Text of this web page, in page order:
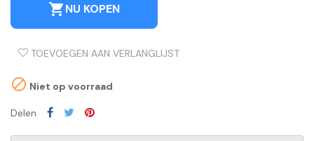
shopping_cartNU KOPEN
TOEVOEGEN AAN VERLANGLIJST
 Niet op voorraad
Delen